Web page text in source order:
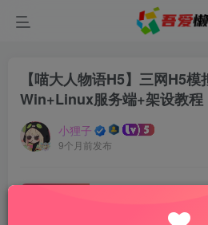
【喵大人物语H5】三网H5
Win+Linux服务端+架设教程
小狸子
9个月前发布